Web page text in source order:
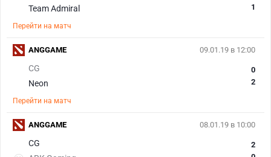
Team Admiral
1
Перейти на матч
09.01.19 в 12:00
CG
Neon
0
2
Перейти на матч
ANGGAME
08.01.19 в 10:00
CG
2
ANGGAME